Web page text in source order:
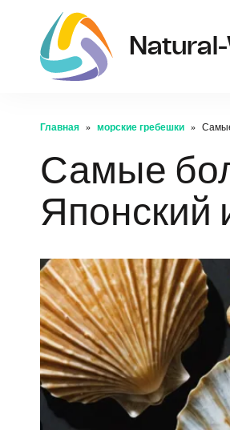
Главная морские гребешки
Самые
Японский